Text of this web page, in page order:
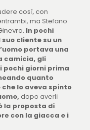
così, con
ma Stefano
In pochi
cliente su un
portava una
camicia, gli
pochi giorni prima
quanto
lo aveva spinto
dopo averli
la proposta di
con la giacca e i